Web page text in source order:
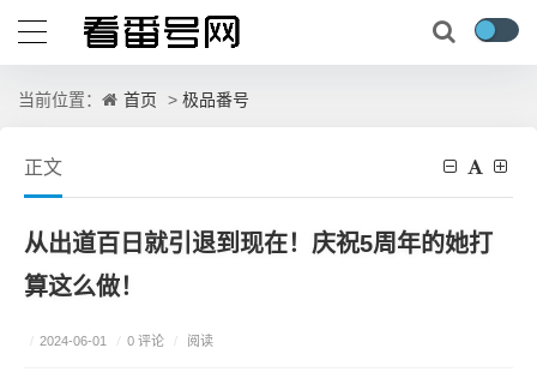
当前位置： 首页 > 极品番号
正文
从出道百日就引退到现在！庆祝5周年的她打
算这么做！
/ 2024-06-01 / 0 评论 / 阅读